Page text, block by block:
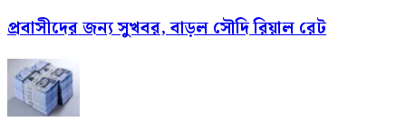
প্রবাসীদের জন্য সুখবর, বাড়ল সৌদি রিয়াল রেট